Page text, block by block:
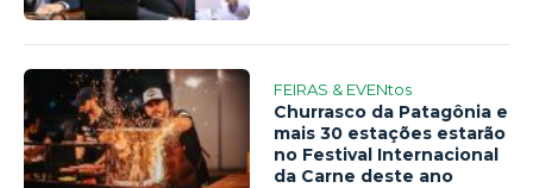
FEIRAS & EVENtos
Churrasco da Patagônia e
mais 30 estações estarão
no Festival Internacional
da Carne deste ano